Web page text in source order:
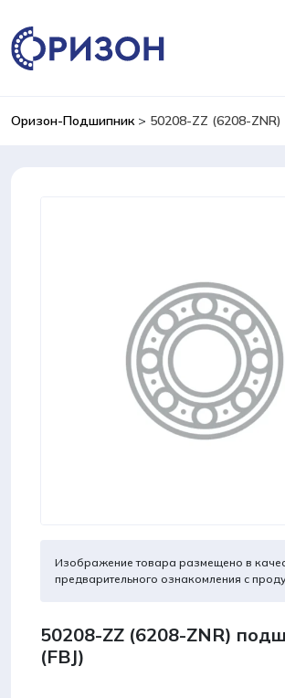
Оризон-Подшипник> 50208-ZZ (6208-ZNR)
Изображение товара размещено в
предварительного ознакомления с
50208-ZZ (6208-ZNR)
(FBJ)